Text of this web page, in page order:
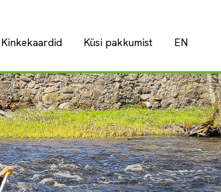
Kinkekaardid Küsi pakkumist EN